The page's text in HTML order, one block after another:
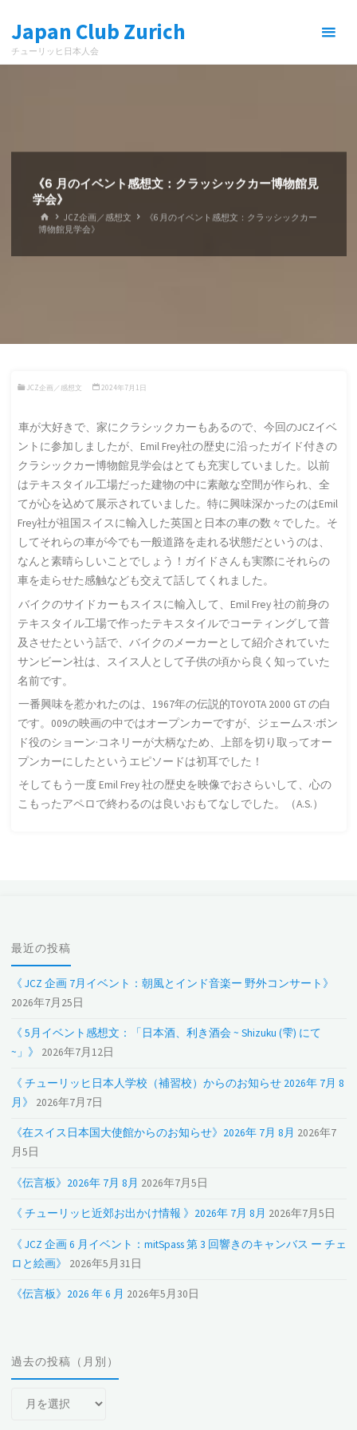
ン
Japan Club Zurich
チューリッヒ日本人会
《6 月のイベント感想文：クラッシックカー博物館見
学会》
ホ
ー
JCZ企画／感想文
《6 月のイベント感想文：クラッシックカー
博物館見学会》
JCZ企画／感想文 2024年7月1日
車が大好きで、家にクラシックカーもあるので、今回のJCZイベ
ントに参加しましたが、Emil Frey社の歴史に沿ったガイド付きの
クラシックカー博物館見学会はとても充実していました。以前
はテキスタイル工場だった建物の中に素敵な空間が作られ、全
てが心を込めて展示されていました。特に興味深かったのはEmil
Frey社が祖国スイスに輸入した英国と日本の車の数々でした。そ
してそれらの車が今でも一般道路を走れる状態だというのは、
なんと素晴らしいことでしょう！ガイドさんも実際にそれらの
車を走らせた感触なども交えて話してくれました。
バイクのサイドカーもスイスに輸入して、Emil Frey 社の前身の
テキスタイル工場で作ったテキスタイルでコーティングして普
及させたという話で、バイクのメーカーとして紹介されていた
サンビーン社は、スイス人として子供の頃から良く知っていた
名前です。
一番興味を惹かれたのは、1967年の伝説的TOYOTA 2000 GT の白
です。009の映画の中ではオープンカーですが、ジェームス·ボン
ド役のショーン·コネリーが大柄なため、上部を切り取ってオー
プンカーにしたというエピソードは初耳でした！
そしてもう一度 Emil Frey 社の歴史を映像でおさらいして、心の
こもったアペロで終わるのは良いおもてなしでした。（A.S.）
最近の投稿
《 JCZ 企画 7月イベント：朝風とインド音楽ー 野外コンサート》
2026年7月25日
《 5月イベント感想文：「日本酒、利き酒会 ~ Shizuku (雫) にて
~」》
2026年7月12日
《 チューリッヒ日本人学校（補習校）からのお知らせ 2026年 7月 8
月》
2026年7月7日
《在スイス日本国大使館からのお知らせ》2026年 7月 8月 2026年7
月5日
《伝言板》2026年 7月 8月 2026年7月5日
《 チューリッヒ近郊お出かけ情報 》2026年 7月 8月 2026年7月5日
《 JCZ 企画 6 月イベント：mitSpass 第 3 回響きのキャンバス ー チェ
ロと絵画》
2026年5月31日
《伝言板》2026 年 6 月 2026年5月30日
過去の投稿（月別）